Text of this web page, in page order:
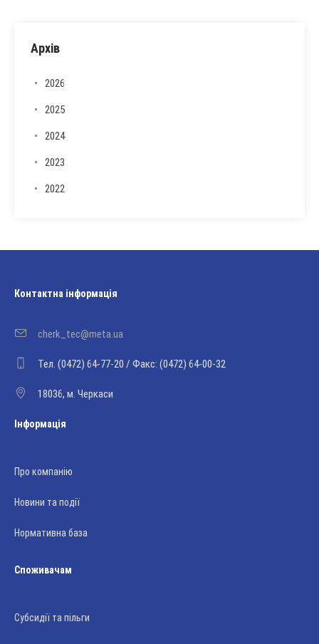
Архів
2026
2025
2024
2023
2022
Контактна інформація
cherk_tec@meta.ua
Тел. (0472) 64-77-20 / Факс: (0472) 64-00-32
18036, м. Черкаси
Інформація
Про компанію
Новини та події
Нормативна база
Споживачам
Субсидії та пільги